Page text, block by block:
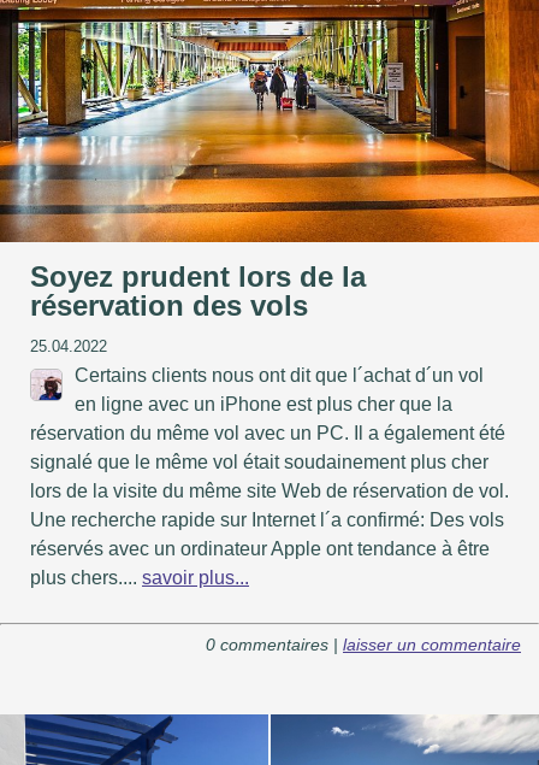
Soyez prudent lors de la
réservation des vols
25.04.2022
Certains clients nous ont dit que l´achat d´un vol
en ligne avec un iPhone est plus cher que la
réservation du même vol avec un PC. Il a également été
signalé que le même vol était soudainement plus cher
lors de la visite du même site Web de réservation de vol.
Une recherche rapide sur Internet l´a confirmé: Des vols
réservés avec un ordinateur Apple ont tendance à être
plus chers.... savoir plus...
0 commentaires | laisser un commentaire